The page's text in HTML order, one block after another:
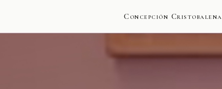
Concepción Cristobalena